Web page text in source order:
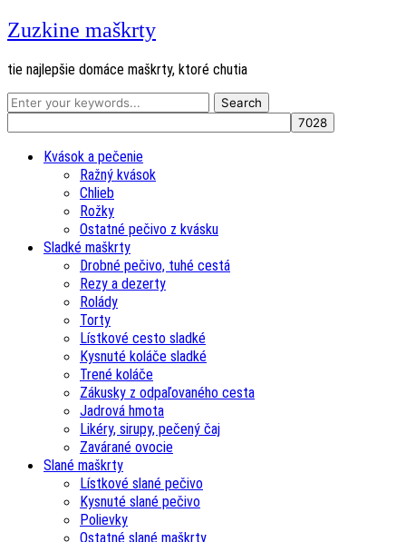
Zuzkine maškrty
tie najlepšie domáce maškrty, ktoré chutia
Kvások a pečenie
Ražný kvások
Chlieb
Rožky
Ostatné pečivo z kvásku
Sladké maškrty
Drobné pečivo, tuhé cestá
Rezy a dezerty
Rolády
Torty
Lístkové cesto sladké
Kysnuté koláče sladké
Trené koláče
Zákusky z odpaľovaného cesta
Jadrová hmota
Likéry, sirupy, pečený čaj
Zavárané ovocie
Slané maškrty
Lístkové slané pečivo
Kysnuté slané pečivo
Polievky
Ostatné slané maškrty